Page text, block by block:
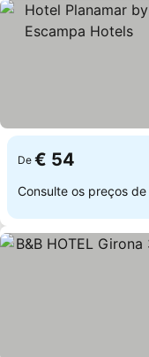
De € 54
Consulte os preços de